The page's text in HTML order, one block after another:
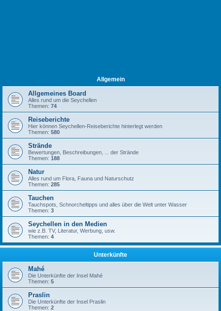
Allgemein
Allgemeines Board
Alles rund um die Seychellen
Themen: 74
Reiseberichte
Hier können Seychellen-Reiseberichte hinterlegt werden
Themen: 580
Strände
Bewertungen, Beschreibungen, ... der Strände
Themen: 188
Natur
Alles rund um Flora, Fauna und Naturschutz
Themen: 285
Tauchen
Tauchspots, Schnorcheltipps und alles über die Welt unter Wasser
Themen: 3
Seychellen in den Medien
wie z.B. TV, Literatur, Werbung, usw.
Themen: 4
Unterkünfte
Mahé
Die Unterkünfte der Insel Mahé
Themen: 5
Praslin
Die Unterkünfte der Insel Praslin
Themen: 2